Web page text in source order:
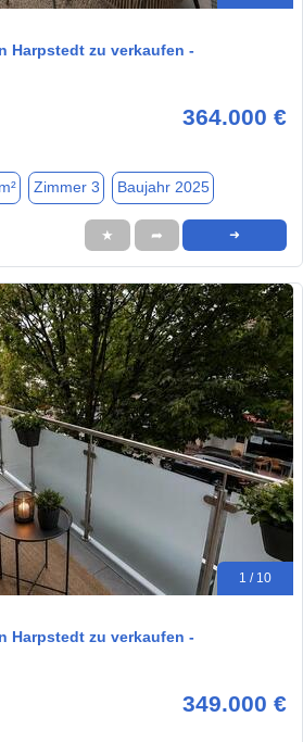
Harpstedt zu verkaufen -
364.000 €
Zimmer 3 Baujahr 2025
★ ➦ ➜
1 / 10
Harpstedt zu verkaufen -
349.000 €